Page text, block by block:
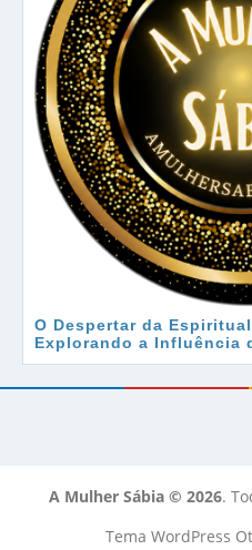
O Despertar da
Explorando a Influência
A Mulher Sábia © 2026.
Tema WordPress